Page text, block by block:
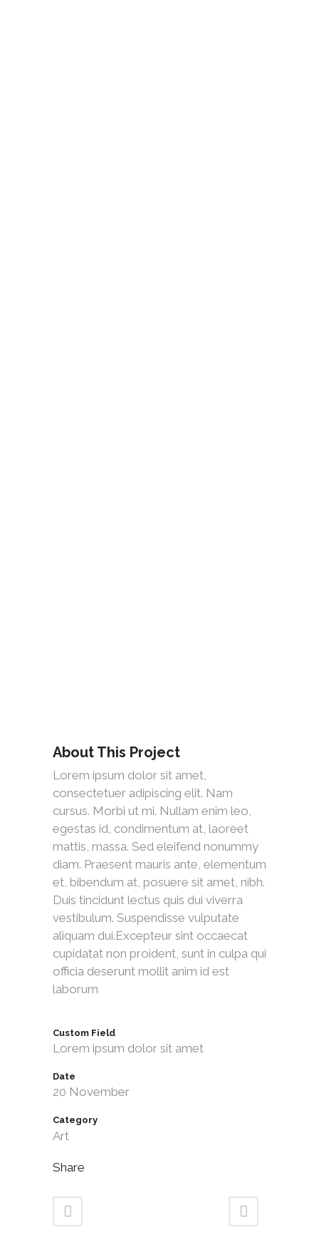
About This Project
Lorem ipsum dolor sit amet,
consectetuer adipiscing elit. Nam
cursus. Morbi ut mi. Nullam enim leo,
egestas id, condimentum at, laoreet
mattis, massa. Sed eleifend nonummy
diam. Praesent mauris ante, elementum
et, bibendum at, posuere sit amet, nibh.
Duis tincidunt lectus quis dui viverra
vestibulum. Suspendisse vulputate
aliquam dui.Excepteur sint occaecat
cupidatat non proident, sunt in culpa qui
officia deserunt mollit anim id est
laborum
Custom Field
Lorem ipsum dolor sit amet
Date
20 November
Category
Art
Share